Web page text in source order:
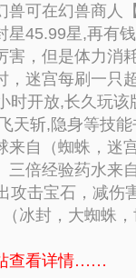
兽可在幻兽商
星45.99星,再有
害，但是体力
，迷宫每刷一
时开放,长久玩
天斩,隐身等技
来自（蜘蛛，
三倍经验药水
攻击宝石，减
（冰封，大蜘蛛
查看详情……